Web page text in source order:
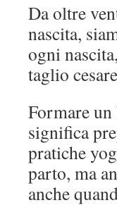
Da oltre
nascita,
ogni
taglio
Formare un
significa
pratiche
parto, ma
anche